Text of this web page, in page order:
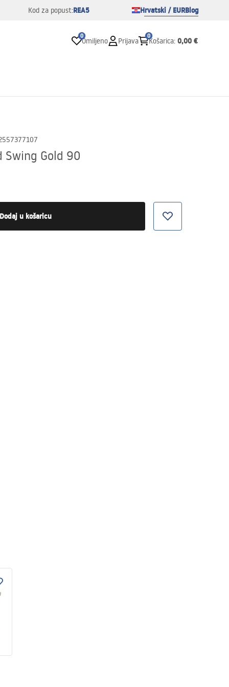
Kod za popust:REA5 Hrvatski / EURBlog
0
Omiljeno Prijava
0
Košarica: 0,00 €
Swing Gold 90
Dodaj u košaricu